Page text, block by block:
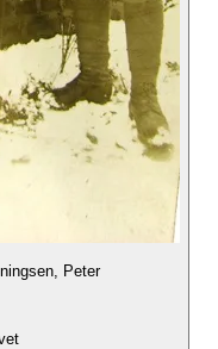
Peter